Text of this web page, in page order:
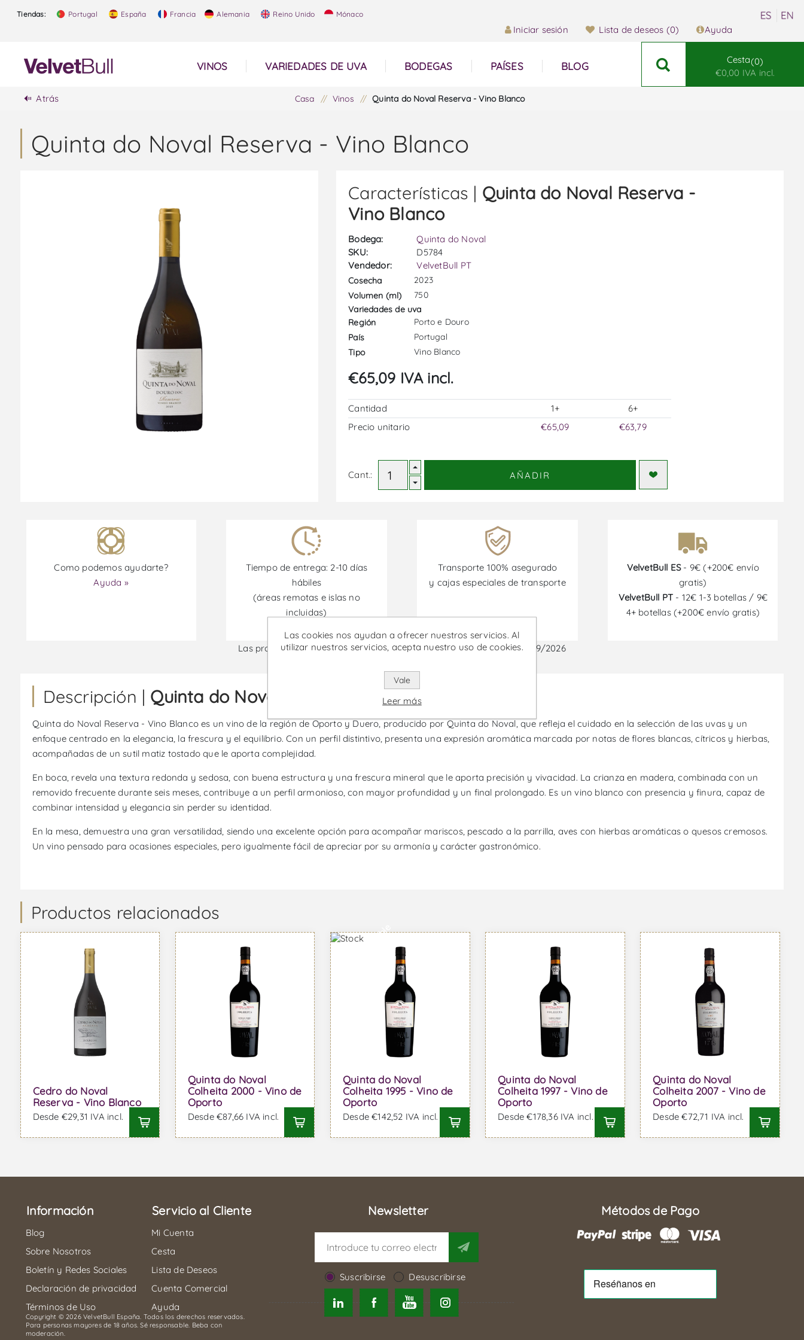
Tiendas: Portugal España Francia Alemania Reino Unido Mónaco
Iniciar sesión Lista de deseos (0) Ayuda
VINOS VARIEDADES DE UVA BODEGAS PAÍSES BLOG
Cesta 0
€0,00 IVA incl.
Atrás Casa / Vinos / Quinta do Noval Reserva - Vino Blanco
Quinta do Noval Reserva - Vino Blanco
Características | Quinta do Noval Reserva -
Vino Blanco
Bodega:
Quinta do Noval
SKU:
D5784
Vendedor:
VelvetBull PT
Cosecha
2023
Volumen (ml)
750
Variedades de uva
Región
Porto e Douro
País
Portugal
Tipo
Vino Blanco
€65,09 IVA incl.
Cantidad 1+
6+
Precio unitario
€65,09 €63,79
Cant.: AÑADIR
Como podemos ayudarte?
Ayuda »
Tiempo de entrega: 2-10 días
hábiles
(áreas remotas e islas no
incluidas)
Transporte 100% asegurado
y cajas especiales de transporte
VelvetBull ES- 9€ (+200€ envío
gratis)
VelvetBull PT - 12€ 1-3 botellas / 9€
4+ botellas (+200€ envío gratis)
Las promociones están disponibles desde el 30/06/2026 hasta el 30/09/2026
Descripción | Quinta do Noval Reserva - Vino Blanco
Quinta do Noval Reserva - Vino Blanco es un vino de la región de Oporto y Duero, producido por Quinta do Noval, que refleja el cuidado en la selección de las uvas y un
enfoque centrado en la elegancia, la frescura y el equilibrio. Con un perfil distintivo, presenta una expresión aromática marcada por notas de flores blancas, cítricos y hierbas,
acompañadas de un sutil matiz tostado que le aporta complejidad.
En boca, revela una textura redonda y sedosa, con buena estructura y una frescura mineral que le aporta precisión y vivacidad. La crianza en madera, combinada con un
removido frecuente durante seis meses, contribuye a un perfil armonioso, con mayor profundidad y un final prolongado. Es un vino blanco con presencia y finura, capaz de
combinar intensidad y elegancia sin perder su identidad.
En la mesa, demuestra una gran versatilidad, siendo una excelente opción para acompañar mariscos, pescado a la parrilla, aves con hierbas aromáticas o quesos cremosos.
Un vino pensado para ocasiones especiales, pero igualmente fácil de apreciar por su armonía y carácter gastronómico.
Productos relacionados
Cedro do Noval
Reserva - Vino Blanco
Desde €29,31 IVA incl.
Quinta do Noval
Colheita 2000 - Vino de
Oporto
Desde €87,66 IVA incl.
Indisponible
Quinta do Noval
Colheita 1995 - Vino de
Oporto
Desde €142,52 IVA incl.
Quinta do Noval
Colheita 1997 - Vino de
Oporto
Desde €178,36 IVA incl.
Quinta do Noval
Colheita 2007 - Vino de
Oporto
Desde €72,71 IVA incl.
Información
Blog
Sobre Nosotros
Boletín y Redes Sociales
Declaración de privacidad
Términos de Uso
Servicio al Cliente
Mi Cuenta
Cesta
Lista de Deseos
Cuenta Comercial
Ayuda
Newsletter
Suscribirse Desuscribirse
Métodos de Pago
Copyright © 2026 VelvetBull España. Todos los derechos reservados.
Para personas mayores de 18 años. Sé responsable. Beba con
moderación.
Las cookies nos ayudan a ofrecer nuestros servicios. Al
utilizar nuestros servicios, acepta nuestro uso de cookies.
Vale
Leer más